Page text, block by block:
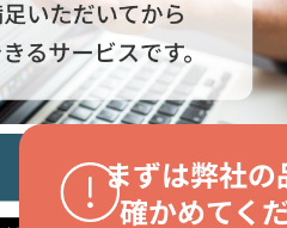
まずは弊社の
確かめてく